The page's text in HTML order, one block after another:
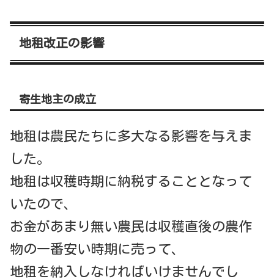
地租改正の影響
寄生地主の成立
地租は農民たちに多大なる影響を与えま
した。
地租は収穫時期に納税することとなって
いたので、
お金があまり無い農民は収穫直後の農作
物の一番安い時期に売って、
地租を納入しなければいけませんでし